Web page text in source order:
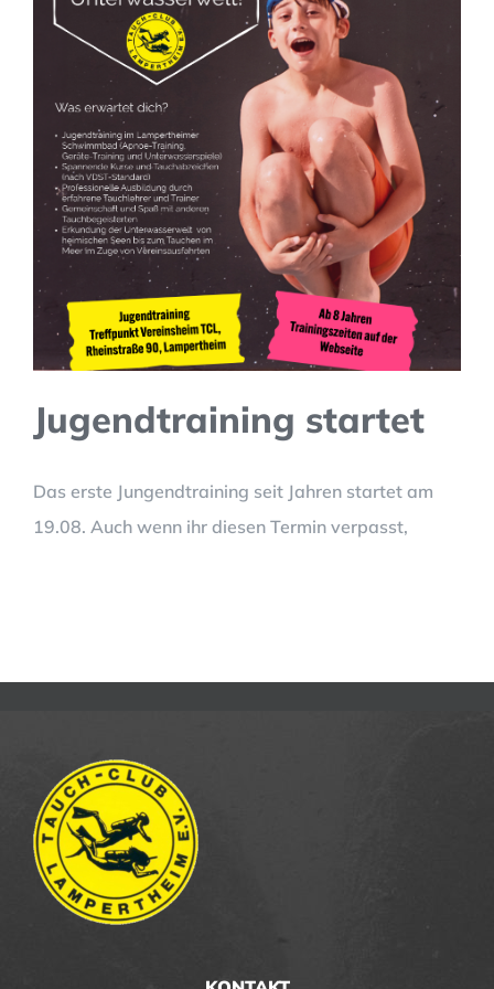
Jugendtraining startet
Das erste Jungendtraining seit Jahren startet am
19.08. Auch wenn ihr diesen Termin verpasst,